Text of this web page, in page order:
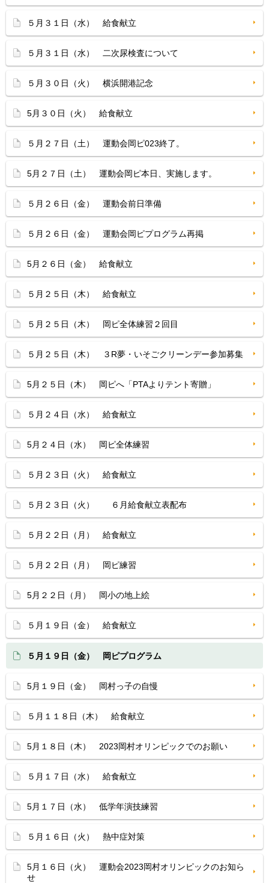
５月３１日（水） 給食献立
５月３１日（水） 二次尿検査について
５月３０日（火） 横浜開港記念
5月３０日（火） 給食献立
５月２７日（土） 運動会岡ピ023終了。
5月２７日（土） 運動会岡ピ本日、実施します。
５月２６日（金） 運動会前日準備
５月２６日（金） 運動会岡ピプログラム再掲
5月２６日（金） 給食献立
５月２５日（木） 給食献立
５月２５日（木） 岡ピ全体練習２回目
５月２５日（木） ３R夢・いそごクリーンデー参加募集
5月２５日（木） 岡ピへ「PTAよりテント寄贈」
５月２４日（水） 給食献立
5月２４日（水） 岡ピ全体練習
５月２３日（火） 給食献立
５月２３日（火） ６月給食献立表配布
５月２２日（月） 給食献立
５月２２日（月） 岡ピ練習
5月２２日（月） 岡小の地上絵
５月１９日（金） 給食献立
５月１９日（金） 岡ピプログラム
5月１９日（金） 岡村っ子の自慢
５月１１８日（木） 給食献立
5月１８日（木） 2023岡村オリンピックでのお願い
５月１７日（水） 給食献立
5月１７日（水） 低学年演技練習
５月１６日（火） 熱中症対策
5月１６日（火） 運動会2023岡村オリンピックのお知ら
せ